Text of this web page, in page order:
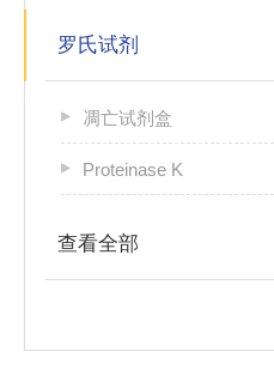
罗氏试剂
凋亡试剂盒
Proteinase K
查看全部